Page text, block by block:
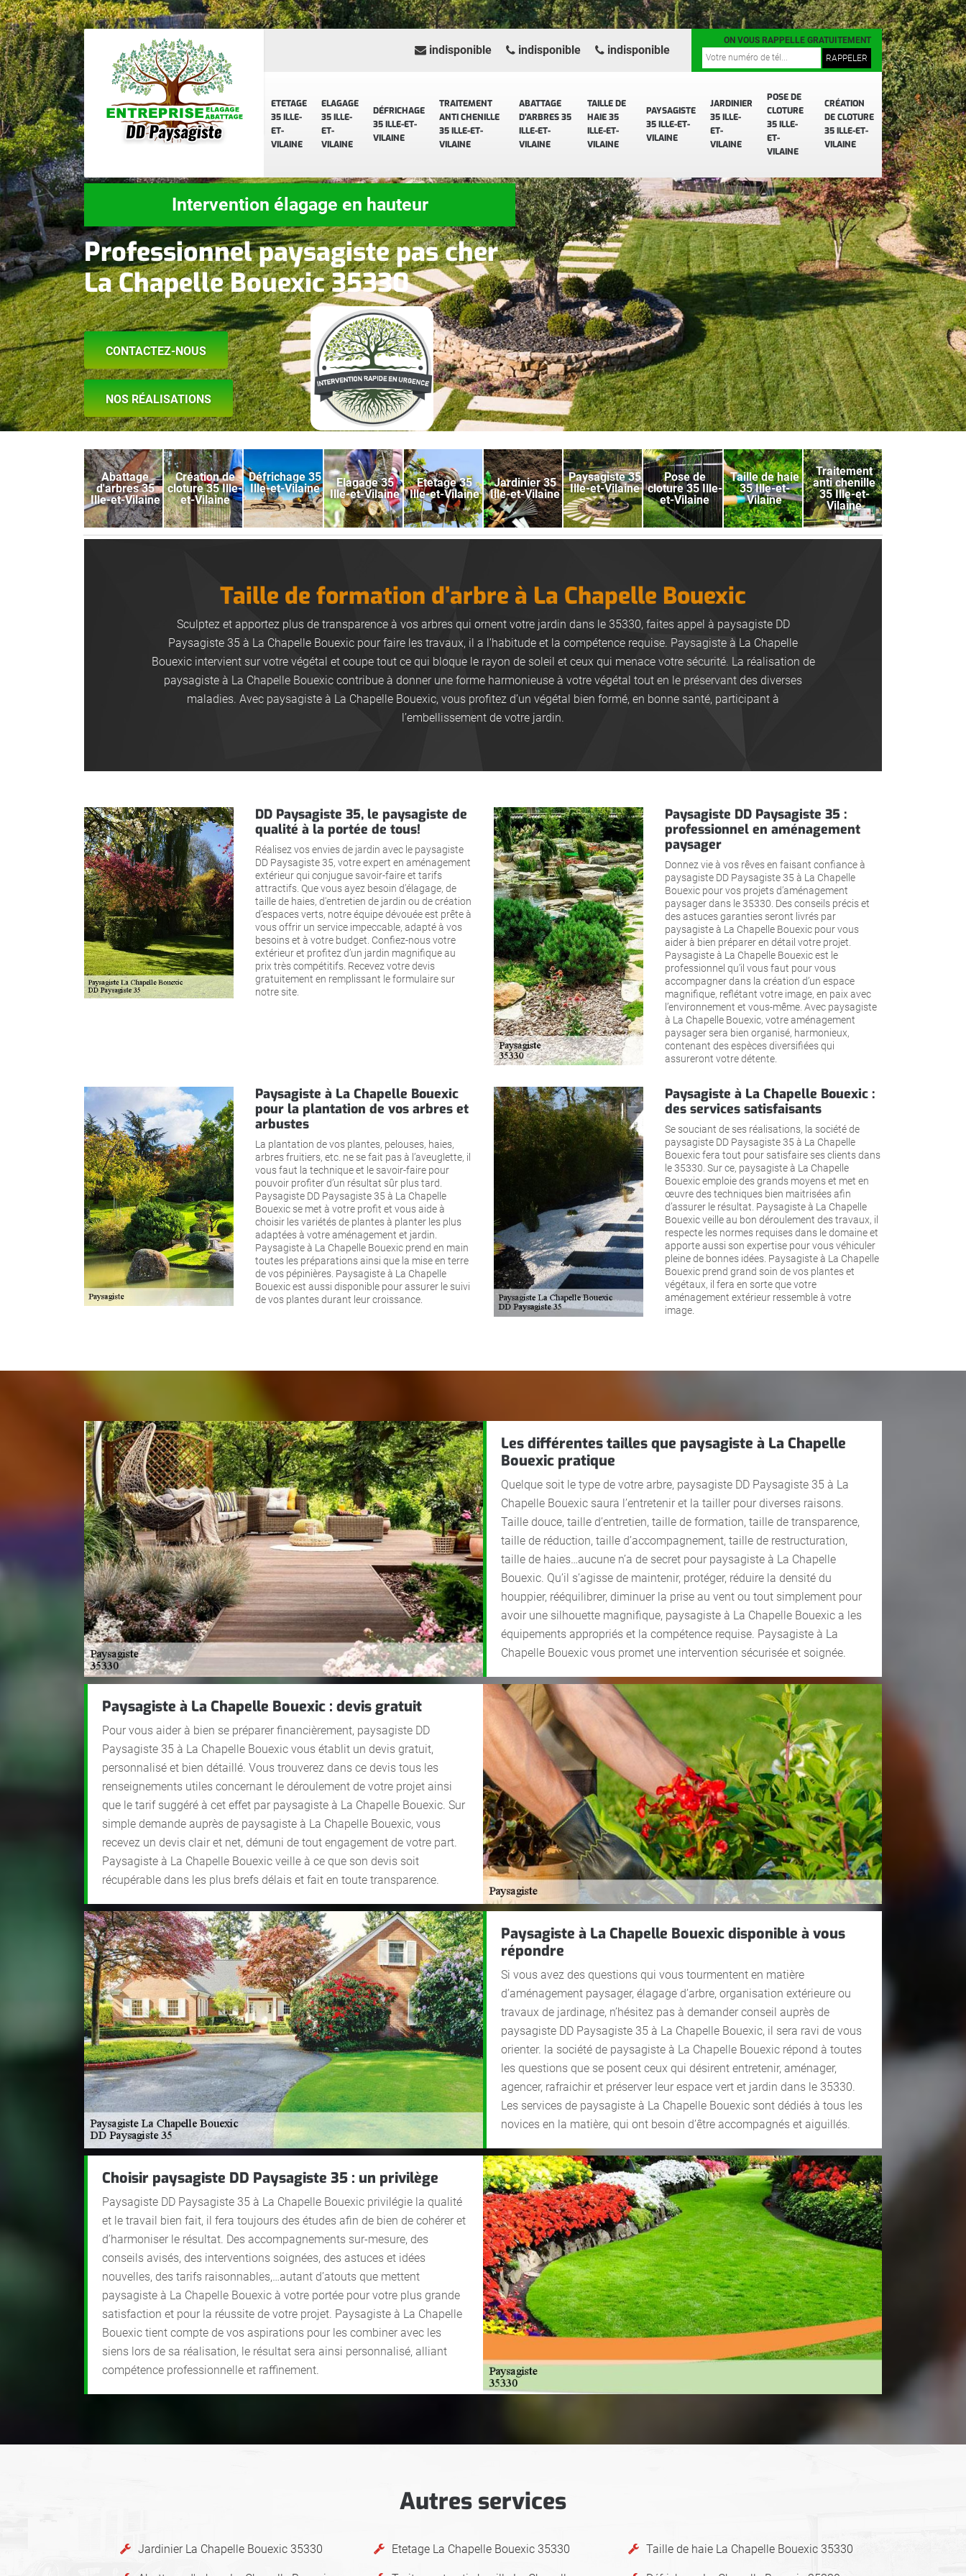
ETETAGE
35 ILLE-
ET-
VILAINE
ELAGAGE
35 ILLE-
ET-
VILAINE
DÉFRICHAGE
35 ILLE-ET-
VILAINE
TRAITEMENT
ANTI CHENILLE
35 ILLE-ET-
VILAINE
ABATTAGE
D'ARBRES 35
ILLE-ET-
VILAINE
TAILLE DE
HAIE 35
ILLE-ET-
VILAINE
PAYSAGISTE
35 ILLE-ET-
VILAINE
JARDINIER
35 ILLE-
ET-
VILAINE
POSE DE
CLOTURE
35 ILLE-
ET-
VILAINE
CRÉATION
DE CLOTURE
35 ILLE-ET-
VILAINE
indisponible indisponible indisponible
ON VOUS RAPPELLE GRATUITEMENT
Intervention élagage en hauteur
Professionnel paysagiste pas cher
La Chapelle Bouexic 35330
CONTACTEZ-NOUS
NOS RÉALISATIONS
Abattage
d'arbres 35
Ille-et-Vilaine
Création de
cloture 35 Ille-
et-Vilaine
Défrichage 35
Ille-et-Vilaine
Elagage 35
Ille-et-Vilaine
Etetage 35
Ille-et-Vilaine
Jardinier 35
Ille-et-Vilaine
Paysagiste 35
Ille-et-Vilaine
Pose de
cloture 35 Ille-
et-Vilaine
Taille de haie
35 Ille-et-
Vilaine
Traitement
anti chenille
35 Ille-et-
Vilaine
Taille de formation d’arbre à La Chapelle Bouexic
Sculptez et apportez plus de transparence à vos arbres qui ornent votre jardin dans le 35330, faites appel à paysagiste DD
Paysagiste 35 à La Chapelle Bouexic pour faire les travaux, il a l’habitude et la compétence requise. Paysagiste à La Chapelle
Bouexic intervient sur votre végétal et coupe tout ce qui bloque le rayon de soleil et ceux qui menace votre sécurité. La réalisation de
paysagiste à La Chapelle Bouexic contribue à donner une forme harmonieuse à votre végétal tout en le préservant des diverses
maladies. Avec paysagiste à La Chapelle Bouexic, vous profitez d’un végétal bien formé, en bonne santé, participant à
l’embellissement de votre jardin.
DD Paysagiste 35, le paysagiste de
qualité à la portée de tous!
Réalisez vos envies de jardin avec le paysagiste
DD Paysagiste 35, votre expert en aménagement
extérieur qui conjugue savoir-faire et tarifs
attractifs. Que vous ayez besoin d’élagage, de
taille de haies, d'entretien de jardin ou de création
d’espaces verts, notre équipe dévouée est prête à
vous offrir un service impeccable, adapté à vos
besoins et à votre budget. Confiez-nous votre
extérieur et profitez d’un jardin magnifique au
prix très compétitifs. Recevez votre devis
gratuitement en remplissant le formulaire sur
notre site.
Paysagiste DD Paysagiste 35 :
professionnel en aménagement
paysager
Donnez vie à vos rêves en faisant confiance à
paysagiste DD Paysagiste 35 à La Chapelle
Bouexic pour vos projets d’aménagement
paysager dans le 35330. Des conseils précis et
des astuces garanties seront livrés par
paysagiste à La Chapelle Bouexic pour vous
aider à bien préparer en détail votre projet.
Paysagiste à La Chapelle Bouexic est le
professionnel qu’il vous faut pour vous
accompagner dans la création d’un espace
magnifique, reflétant votre image, en paix avec
l’environnement et vous-même. Avec paysagiste
à La Chapelle Bouexic, votre aménagement
paysager sera bien organisé, harmonieux,
contenant des espèces diversifiées qui
assureront votre détente.
Paysagiste à La Chapelle Bouexic
pour la plantation de vos arbres et
arbustes
La plantation de vos plantes, pelouses, haies,
arbres fruitiers, etc. ne se fait pas à l’aveuglette, il
vous faut la technique et le savoir-faire pour
pouvoir profiter d’un résultat sûr plus tard.
Paysagiste DD Paysagiste 35 à La Chapelle
Bouexic se met à votre profit et vous aide à
choisir les variétés de plantes à planter les plus
adaptées à votre aménagement et jardin.
Paysagiste à La Chapelle Bouexic prend en main
toutes les préparations ainsi que la mise en terre
de vos pépinières. Paysagiste à La Chapelle
Bouexic est aussi disponible pour assurer le suivi
de vos plantes durant leur croissance.
Paysagiste à La Chapelle Bouexic :
des services satisfaisants
Se souciant de ses réalisations, la société de
paysagiste DD Paysagiste 35 à La Chapelle
Bouexic fera tout pour satisfaire ses clients dans
le 35330. Sur ce, paysagiste à La Chapelle
Bouexic emploie des grands moyens et met en
œuvre des techniques bien maitrisées afin
d’assurer le résultat. Paysagiste à La Chapelle
Bouexic veille au bon déroulement des travaux, il
respecte les normes requises dans le domaine et
apporte aussi son expertise pour vous véhiculer
pleine de bonnes idées. Paysagiste à La Chapelle
Bouexic prend grand soin de vos plantes et
végétaux, il fera en sorte que votre
aménagement extérieur ressemble à votre
image.
Les différentes tailles que paysagiste à La Chapelle
Bouexic pratique
Quelque soit le type de votre arbre, paysagiste DD Paysagiste 35 à La
Chapelle Bouexic saura l’entretenir et la tailler pour diverses raisons.
Taille douce, taille d’entretien, taille de formation, taille de transparence,
taille de réduction, taille d’accompagnement, taille de restructuration,
taille de haies…aucune n’a de secret pour paysagiste à La Chapelle
Bouexic. Qu’il s’agisse de maintenir, protéger, réduire la densité du
houppier, rééquilibrer, diminuer la prise au vent ou tout simplement pour
avoir une silhouette magnifique, paysagiste à La Chapelle Bouexic a les
équipements appropriés et la compétence requise. Paysagiste à La
Chapelle Bouexic vous promet une intervention sécurisée et soignée.
Paysagiste à La Chapelle Bouexic : devis gratuit
Pour vous aider à bien se préparer financièrement, paysagiste DD
Paysagiste 35 à La Chapelle Bouexic vous établit un devis gratuit,
personnalisé et bien détaillé. Vous trouverez dans ce devis tous les
renseignements utiles concernant le déroulement de votre projet ainsi
que le tarif suggéré à cet effet par paysagiste à La Chapelle Bouexic. Sur
simple demande auprès de paysagiste à La Chapelle Bouexic, vous
recevez un devis clair et net, démuni de tout engagement de votre part.
Paysagiste à La Chapelle Bouexic veille à ce que son devis soit
récupérable dans les plus brefs délais et fait en toute transparence.
Paysagiste à La Chapelle Bouexic disponible à vous
répondre
Si vous avez des questions qui vous tourmentent en matière
d’aménagement paysager, élagage d’arbre, organisation extérieure ou
travaux de jardinage, n’hésitez pas à demander conseil auprès de
paysagiste DD Paysagiste 35 à La Chapelle Bouexic, il sera ravi de vous
orienter. la société de paysagiste à La Chapelle Bouexic répond à toutes
les questions que se posent ceux qui désirent entretenir, aménager,
agencer, rafraichir et préserver leur espace vert et jardin dans le 35330.
Les services de paysagiste à La Chapelle Bouexic sont dédiés à tous les
novices en la matière, qui ont besoin d’être accompagnés et aiguillés.
Choisir paysagiste DD Paysagiste 35 : un privilège
Paysagiste DD Paysagiste 35 à La Chapelle Bouexic privilégie la qualité
et le travail bien fait, il fera toujours des études afin de bien de cohérer et
d’harmoniser le résultat. Des accompagnements sur-mesure, des
conseils avisés, des interventions soignées, des astuces et idées
nouvelles, des tarifs raisonnables,…autant d’atouts que mettent
paysagiste à La Chapelle Bouexic à votre portée pour votre plus grande
satisfaction et pour la réussite de votre projet. Paysagiste à La Chapelle
Bouexic tient compte de vos aspirations pour les combiner avec les
siens lors de sa réalisation, le résultat sera ainsi personnalisé, alliant
compétence professionnelle et raffinement.
Autres services
Jardinier La Chapelle Bouexic 35330 Etetage La Chapelle Bouexic 35330 Taille de haie La Chapelle Bouexic 35330